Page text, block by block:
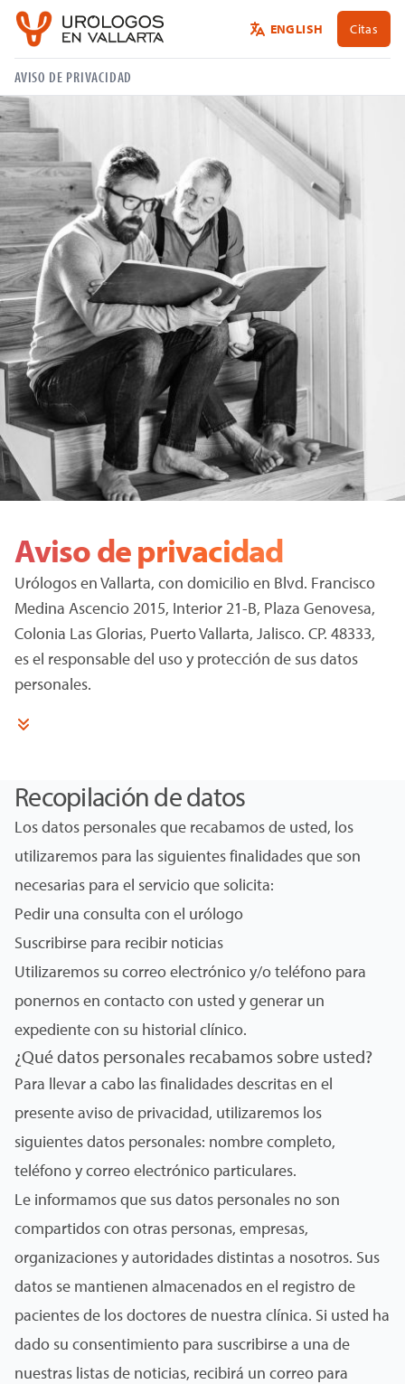
ENGLISH Citas
AVISO DE PRIVACIDAD
Aviso de privacidad
Urólogos en Vallarta, con domicilio en Blvd. Francisco
Medina Ascencio 2015, Interior 21-B, Plaza Genovesa,
Colonia Las Glorias, Puerto Vallarta, Jalisco. CP. 48333,
es el responsable del uso y protección de sus datos
personales.
Recopilación de datos
Los datos personales que recabamos de usted, los
utilizaremos para las siguientes finalidades que son
necesarias para el servicio que solicita:
Pedir una consulta con el urólogo
Suscribirse para recibir noticias
Utilizaremos su correo electrónico y/o teléfono para
ponernos en contacto con usted y generar un
expediente con su historial clínico.
¿Qué datos personales recabamos sobre usted?
Para llevar a cabo las finalidades descritas en el
presente aviso de privacidad, utilizaremos los
siguientes datos personales: nombre completo,
teléfono y correo electrónico particulares.
Le informamos que sus datos personales no son
compartidos con otras personas, empresas,
organizaciones y autoridades distintas a nosotros. Sus
datos se mantienen almacenados en el registro de
pacientes de los doctores de nuestra clínica. Si usted ha
dado su consentimiento para suscribirse a una de
nuestras listas de noticias, recibirá un correo para